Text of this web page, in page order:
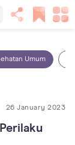
Umum
26 January 2023